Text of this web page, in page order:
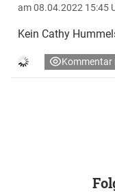
am 08.04.2022 15:45
Kein Cathy
Kommentar